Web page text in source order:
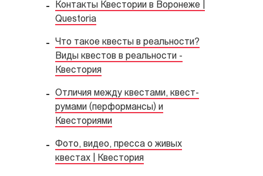
Контакты Квестории в Воронеже |
Questoria
Что такое квесты в реальности?
Виды квестов в реальности -
Квестория
Отличия между квестами, квест-
румами (перформансы) и
Квесториями
Фото, видео, пресса о живых
квестах | Квестория